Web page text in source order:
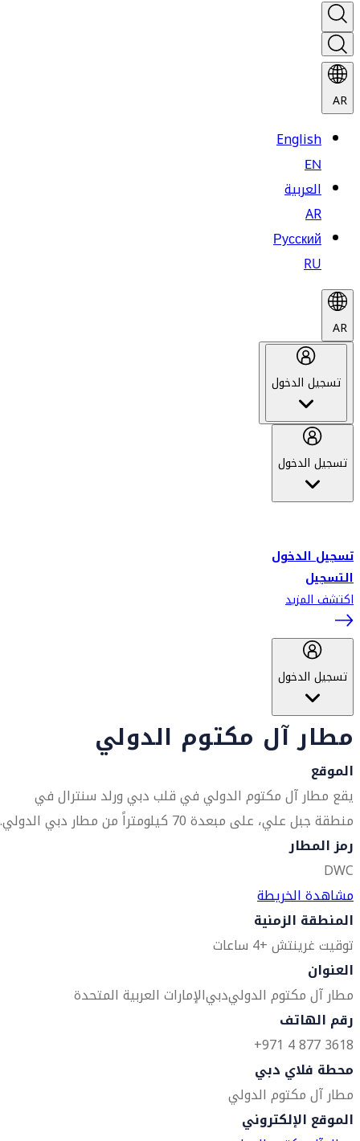
AR
English
EN
العربية
AR
Русский
RU
AR
تسجيل الدخول
تسجيل الدخول
تسجيل الدخول
التسجيل
اكتشف المزيد
تسجيل الدخول
مطار آل مكتوم الدولي
الموقع
يقع مطار آل مكتوم الدولي في قلب دبي ورلد سنترال في
منطقة جبل علي، على مبعدة 70 كيلومتراً من مطار دبي الدولي.
رمز المطار
DWC
مشاهدة الخريطة
المنطقة الزمنية
توقيت غرينتش +4 ساعات
العنوان
مطار آل مكتوم الدوليدبيالإمارات العربية المتحدة
رقم الهاتف
3618 877 4 971+
محطة فلاي دبي
مطار آل مكتوم الدولي
الموقع الإلكتروني